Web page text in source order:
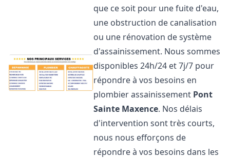
que ce soit pour une fuite d'eau,
une obstruction de canalisation
ou une rénovation de système
d'assainissement. Nous sommes
disponibles 24h/24 et 7j/7 pour
répondre à vos besoins en
plombier assainissement Pont
Sainte Maxence. Nos délais
d'intervention sont très courts,
nous nous efforçons de
répondre à vos besoins dans les